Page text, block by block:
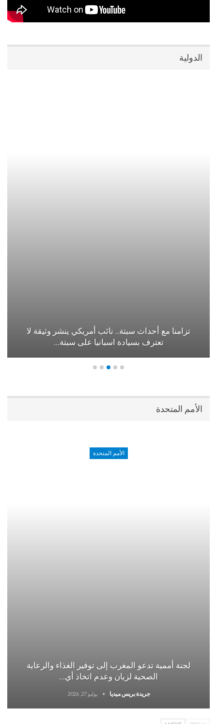
الدولية
تزامنا مع أحداث سبتة.. نائب أمريكي ينشر وثيقة لا
تعترف بسيادة اسبانيا على سبتة…
الأمم المتحدة
الأمم المتحدة
لجنة أممية تدعو المغرب إلى توفير الغذاء والرعاية
الصحية لزيان وعدم اتخاذ أي…
جريدة بريس ميديا يوليو 27, 2026